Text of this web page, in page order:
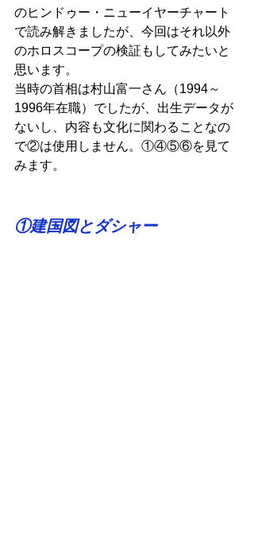
のヒンドゥー・ニューイヤーチャート
で読み解きましたが、今回はそれ以外
のホロスコープの検証もしてみたいと
思います。
当時の首相は村山富一さん（1994～
1996年在職）でしたが、出生データが
ないし、内容も文化に関わることなの
で②は使用しません。①④⑤⑥を見て
みます。
①建国図とダシャー